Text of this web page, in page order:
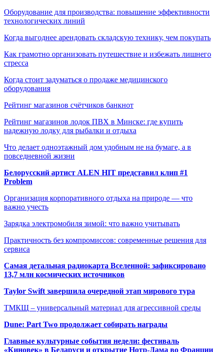
Оборудование для производства: повышение эффективности
технологических линий
Когда выгоднее арендовать складскую технику, чем покупать
Как грамотно организовать путешествие и избежать лишнего
стресса
Когда стоит задуматься о продаже медицинского
оборудования
Рейтинг магазинов счётчиков банкнот
Рейтинг магазинов лодок ПВХ в Минске: где купить
надежную лодку для рыбалки и отдыха
Что делает одноэтажный дом удобным не на бумаге, а в
повседневной жизни
Белорусский артист ALEN HIT представил клип #1
Problem
Организация корпоративного отдыха на природе — что
важно учесть
Зарядка электромобиля зимой: что важно учитывать
Практичность без компромиссов: современные решения для
сервиса
Самая детальная радиокарта Вселенной: зафиксировано
13,7 млн космических источников
Taylor Swift завершила очередной этап мирового тура
ТМКЩ – универсальный материал для агрессивной среды
Dune: Part Two продолжает собирать награды
Главные культурные события недели: фестиваль
«Киновек» в Беларуси и открытие Нотр-Дама во Франции